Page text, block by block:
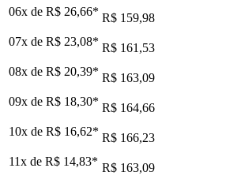
06x de R$ 26,66* R$ 159,98
07x de R$ 23,08* R$ 161,53
08x de R$ 20,39* R$ 163,09
09x de R$ 18,30* R$ 164,66
10x de R$ 16,62* R$ 166,23
11x de R$ 14,83* R$ 163,09